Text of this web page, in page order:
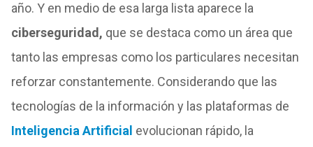
año. Y en medio de esa larga lista aparece la
ciberseguridad, que se destaca como un área que
tanto las empresas como los particulares necesitan
reforzar constantemente. Considerando que las
tecnologías de la información y las plataformas de
Inteligencia Artificial evolucionan rápido, la